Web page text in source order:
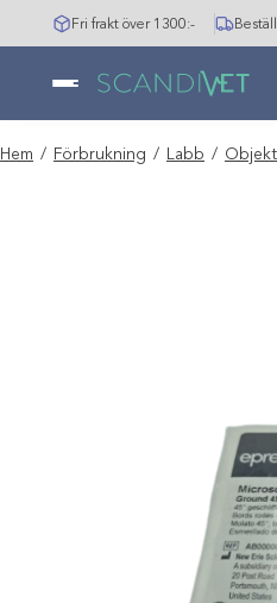
Hoppa
till
Fri frakt över 1300:-
Hem / Förbrukning / Labb /